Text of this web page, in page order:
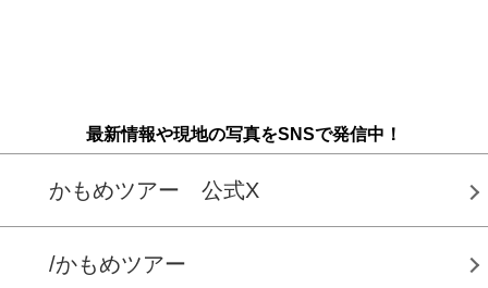
最新情報や現地の写真をSNSで発信中！
かもめツアー 公式X
/かもめツアー